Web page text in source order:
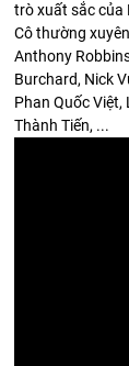
trò xuất sắc của
Cô thường
Anthony
Burchard, Nick
Phan Quốc Việt,
Thành Tiến, ...